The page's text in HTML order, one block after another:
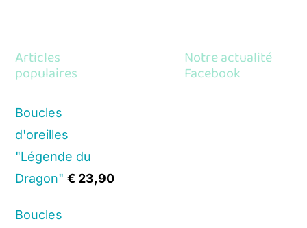
Articles
populaires
Boucles
d'oreilles
"Légende du
Dragon" € 23,90
Boucles
Notre actualité
Facebook